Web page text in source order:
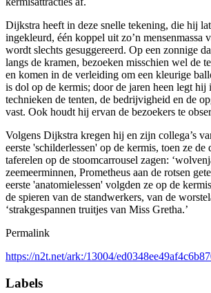
Dijkstra heeft in deze snelle tekening, die hij
ingekleurd, één koppel uit zo’n mensenmassa
wordt slechts gesuggereerd. Op een zonnige
langs de kramen, bezoeken misschien wel de
en komen in de verleiding om een kleurige
is dol op de kermis; door de jaren heen legt hij
technieken de tenten, de bedrijvigheid en de
vast. Ook houdt hij ervan de bezoekers te
Volgens Dijkstra kregen hij en zijn collega’s
eerste 'schilderlessen' op de kermis, toen ze de
taferelen op de stoomcarrousel zagen:
zeemeerminnen, Prometheus aan de rotsen
eerste 'anatomielessen' volgden ze op de
de spieren van de standwerkers, van de
‘strakgespannen truitjes van Miss Gretha.’
Permalink
https://n2t.net/ark:/13004/
Labels